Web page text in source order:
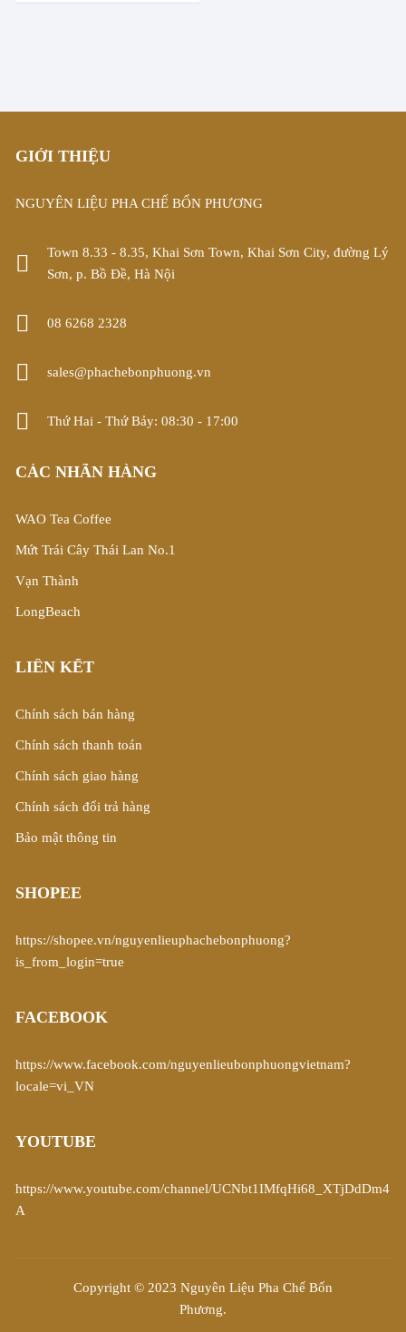
GIỚI THIỆU
NGUYÊN LIỆU PHA CHẾ BỐN PHƯƠNG
Town 8.33 - 8.35, Khai Sơn Town, Khai Sơn City, đường Lý
Sơn, p. Bồ Đề, Hà Nội
08 6268 2328
sales@phachebonphuong.vn
Thứ Hai - Thứ Bảy: 08:30 - 17:00
CÁC NHÃN HÀNG
WAO Tea Coffee
Mứt Trái Cây Thái Lan No.1
Vạn Thành
LongBeach
LIÊN KẾT
Chính sách bán hàng
Chính sách thanh toán
Chính sách giao hàng
Chính sách đổi trả hàng
Bảo mật thông tin
SHOPEE
https://shopee.vn/nguyenlieuphachebonphuong?
is_from_login=true
FACEBOOK
https://www.facebook.com/nguyenlieubonphuongvietnam?
locale=vi_VN
YOUTUBE
https://www.youtube.com/channel/UCNbt1IMfqHi68_XTjDdDm4
A
Copyright © 2023 Nguyên Liệu Pha Chế Bốn
Phương.